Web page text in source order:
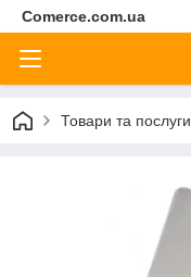
Comerce.com.ua
Товари та послуги